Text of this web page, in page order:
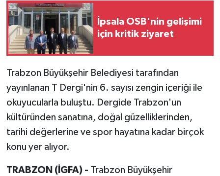
İpsala OSB'nin gelişimi
için kritik ziyaret
Trabzon Büyükşehir Belediyesi tarafından
yayınlanan T Dergi'nin 6. sayısı zengin içeriği ile
okuyucularla buluştu. Dergide Trabzon'un
kültüründen sanatına, doğal güzelliklerinden,
tarihi değerlerine ve spor hayatına kadar birçok
konu yer alıyor.
TRABZON (İGFA) - Trabzon Büyükşehir